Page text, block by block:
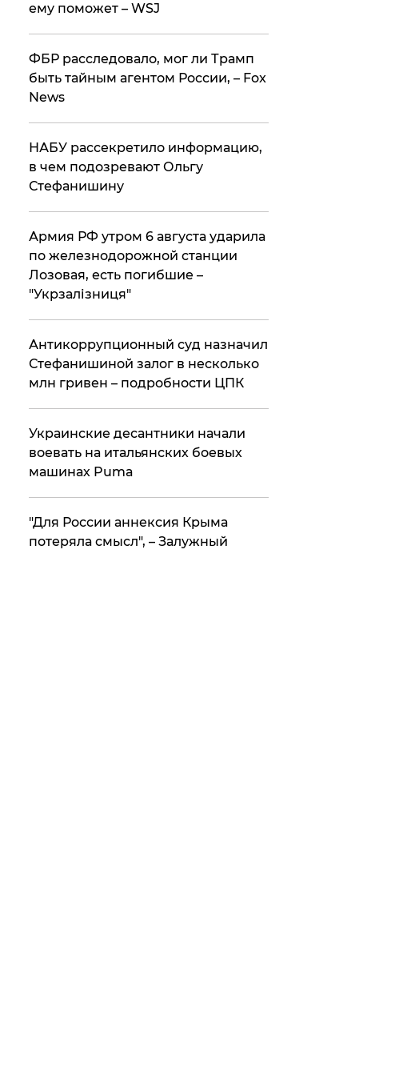
ему поможет – WSJ
ФБР расследовало, мог ли Трамп
быть тайным агентом России, – Fox
News
НАБУ рассекретило информацию,
в чем подозревают Ольгу
Стефанишину
Армия РФ утром 6 августа ударила
по железнодорожной станции
Лозовая, есть погибшие –
"Укрзалізниця"
Антикоррупционный суд назначил
Стефанишиной залог в несколько
млн гривен – подробности ЦПК
Украинские десантники начали
воевать на итальянских боевых
машинах Puma
"Для России аннексия Крыма
потеряла смысл", – Залужный